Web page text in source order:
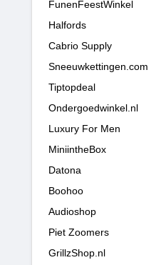
FunenFeestWinkel
Halfords
Cabrio Supply
Sneeuwkettingen.com
Tiptopdeal
Ondergoedwinkel.nl
Luxury For Men
MiniintheBox
Datona
Boohoo
Audioshop
Piet Zoomers
GrillzShop.nl